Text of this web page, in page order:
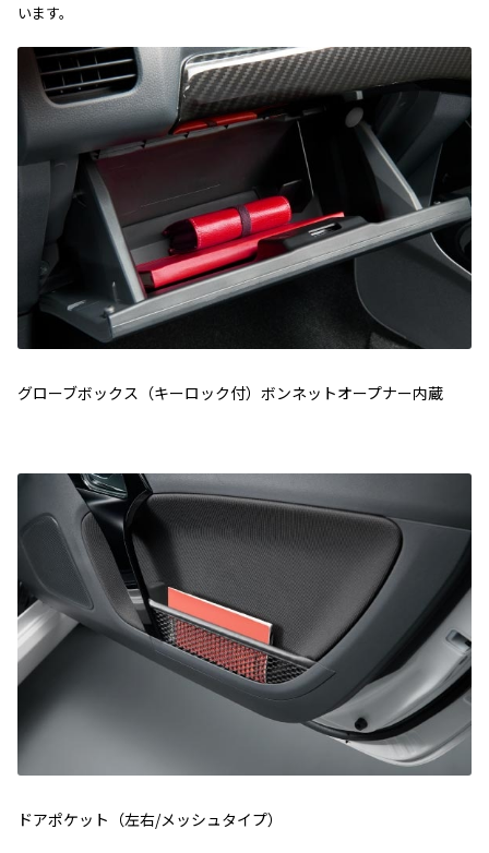
います。
グローブボックス（キーロック付）ボンネットオープナー内蔵
ドアポケット（左右/メッシュタイプ）